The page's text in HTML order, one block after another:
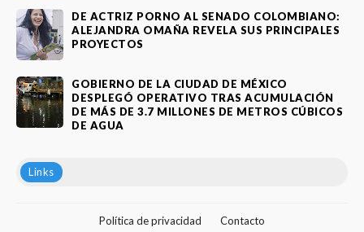
DE ACTRIZ PORNO AL SENADO COLOMBIANO:
ALEJANDRA OMAÑA REVELA SUS PRINCIPALES
PROYECTOS
GOBIERNO DE LA CIUDAD DE MÉXICO
DESPLEGÓ OPERATIVO TRAS ACUMULACIÓN
DE MÁS DE 3.7 MILLONES DE METROS CÚBICOS
DE AGUA
Links
Política de privacidad Contacto